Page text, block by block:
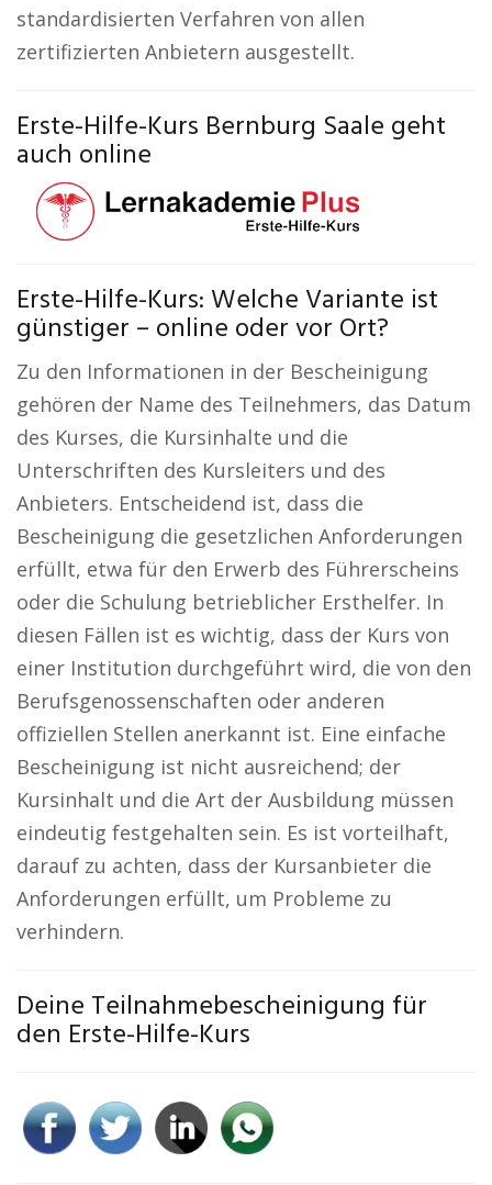
standardisierten Verfahren von allen
zertifizierten Anbietern ausgestellt.
Erste-Hilfe-Kurs Bernburg Saale geht
auch online
Erste-Hilfe-Kurs: Welche Variante ist
günstiger – online oder vor Ort?
Zu den Informationen in der Bescheinigung
gehören der Name des Teilnehmers, das Datum
des Kurses, die Kursinhalte und die
Unterschriften des Kursleiters und des
Anbieters. Entscheidend ist, dass die
Bescheinigung die gesetzlichen Anforderungen
erfüllt, etwa für den Erwerb des Führerscheins
oder die Schulung betrieblicher Ersthelfer. In
diesen Fällen ist es wichtig, dass der Kurs von
einer Institution durchgeführt wird, die von den
Berufsgenossenschaften oder anderen
offiziellen Stellen anerkannt ist. Eine einfache
Bescheinigung ist nicht ausreichend; der
Kursinhalt und die Art der Ausbildung müssen
eindeutig festgehalten sein. Es ist vorteilhaft,
darauf zu achten, dass der Kursanbieter die
Anforderungen erfüllt, um Probleme zu
verhindern.
Deine Teilnahmebescheinigung für
den Erste-Hilfe-Kurs